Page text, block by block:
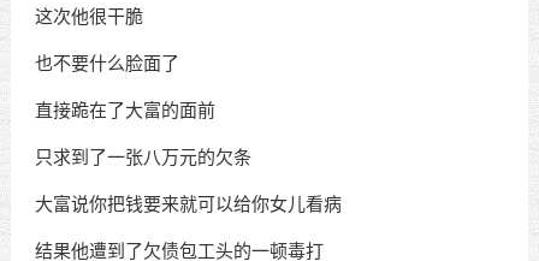
这次他很干脆
也不要什么脸面了
直接跪在了大富的面前
只求到了一张八万元的欠条
大富说你把钱要来就可以给你女儿看病
结果他遭到了欠债包工头的一顿毒打